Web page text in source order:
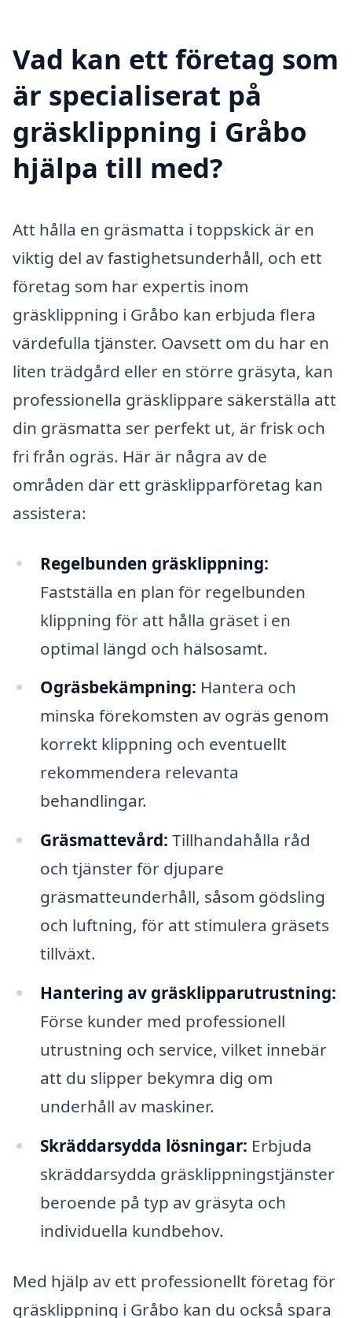
Vad kan ett företag som
är specialiserat på
gräsklippning i Gråbo
hjälpa till med?
Att hålla en gräsmatta i toppskick är en
viktig del av fastighetsunderhåll, och ett
företag som har expertis inom
gräsklippning i Gråbo kan erbjuda flera
värdefulla tjänster. Oavsett om du har en
liten trädgård eller en större gräsyta, kan
professionella gräsklippare säkerställa att
din gräsmatta ser perfekt ut, är frisk och
fri från ogräs. Här är några av de
områden där ett gräsklipparföretag kan
assistera:
Regelbunden gräsklippning:
Fastställa en plan för regelbunden
klippning för att hålla gräset i en
optimal längd och hälsosamt.
Ogräsbekämpning: Hantera och
minska förekomsten av ogräs genom
korrekt klippning och eventuellt
rekommendera relevanta
behandlingar.
Gräsmattevård: Tillhandahålla råd
och tjänster för djupare
gräsmatteunderhåll, såsom gödsling
och luftning, för att stimulera gräsets
tillväxt.
Hantering av gräsklipparutrustning:
Förse kunder med professionell
utrustning och service, vilket innebär
att du slipper bekymra dig om
underhåll av maskiner.
Skräddarsydda lösningar: Erbjuda
skräddarsydda gräsklippningstjänster
beroende på typ av gräsyta och
individuella kundbehov.
Med hjälp av ett professionellt företag för
gräsklippning i Gråbo kan du också spara